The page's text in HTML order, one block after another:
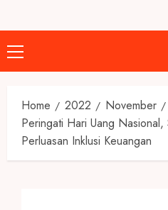
Primary
Menu
Home 2022 November
Peringati Hari Uang
Perluasan Inklusi Keuangan